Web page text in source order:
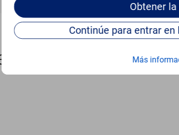
Obtenerla
Más
locales en Lake